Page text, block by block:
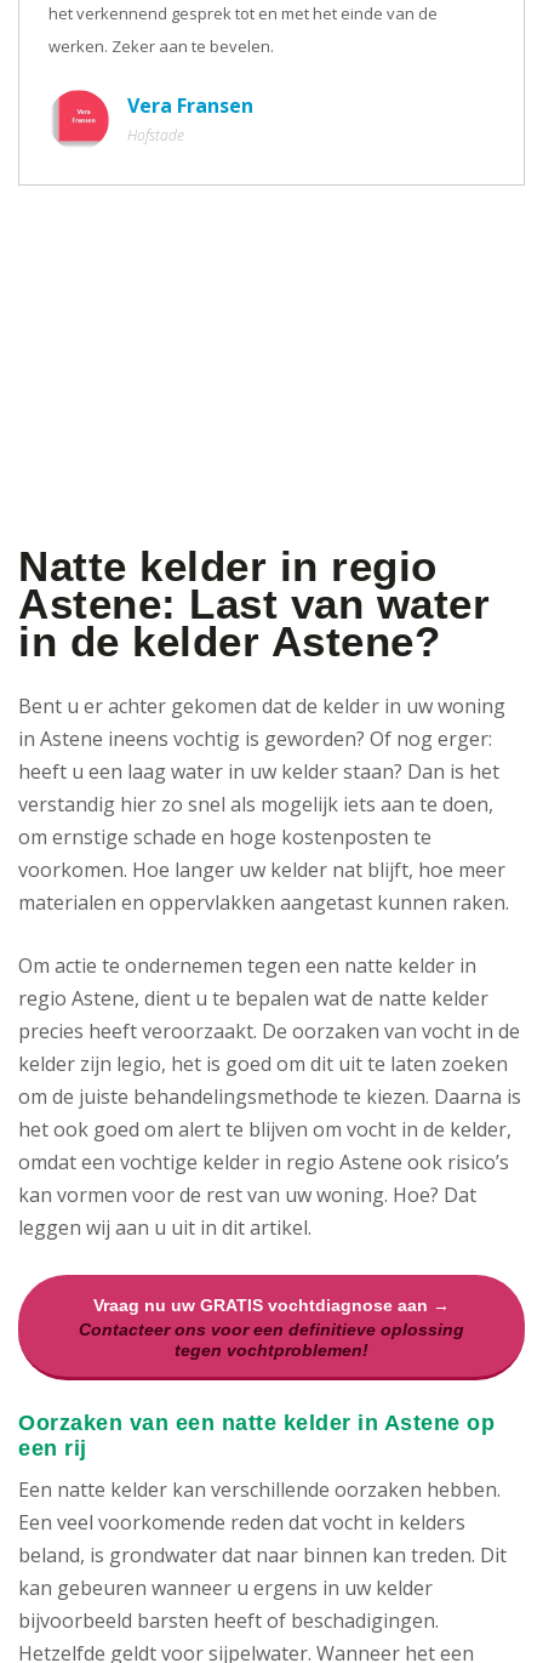
het verkennend gesprek tot en met het einde van de
werken. Zeker aan te bevelen.
Vera Fransen
Hofstade
Natte kelder in regio
Astene: Last van water
in de kelder Astene?
Bent u er achter gekomen dat de kelder in uw woning
in Astene ineens vochtig is geworden? Of nog erger:
heeft u een laag water in uw kelder staan? Dan is het
verstandig hier zo snel als mogelijk iets aan te doen,
om ernstige schade en hoge kostenposten te
voorkomen. Hoe langer uw kelder nat blijft, hoe meer
materialen en oppervlakken aangetast kunnen raken.
Om actie te ondernemen tegen een natte kelder in
regio Astene, dient u te bepalen wat de natte kelder
precies heeft veroorzaakt. De oorzaken van vocht in de
kelder zijn legio, het is goed om dit uit te laten zoeken
om de juiste behandelingsmethode te kiezen. Daarna is
het ook goed om alert te blijven om vocht in de kelder,
omdat een vochtige kelder in regio Astene ook risico’s
kan vormen voor de rest van uw woning. Hoe? Dat
leggen wij aan u uit in dit artikel.
Vraag nu uw GRATIS vochtdiagnose aan →
Contacteer ons voor een definitieve oplossing
tegen vochtproblemen!
Oorzaken van een natte kelder in Astene op
een rij
Een natte kelder kan verschillende oorzaken hebben.
Een veel voorkomende reden dat vocht in kelders
beland, is grondwater dat naar binnen kan treden. Dit
kan gebeuren wanneer u ergens in uw kelder
bijvoorbeeld barsten heeft of beschadigingen.
Hetzelfde geldt voor sijpelwater. Wanneer het een